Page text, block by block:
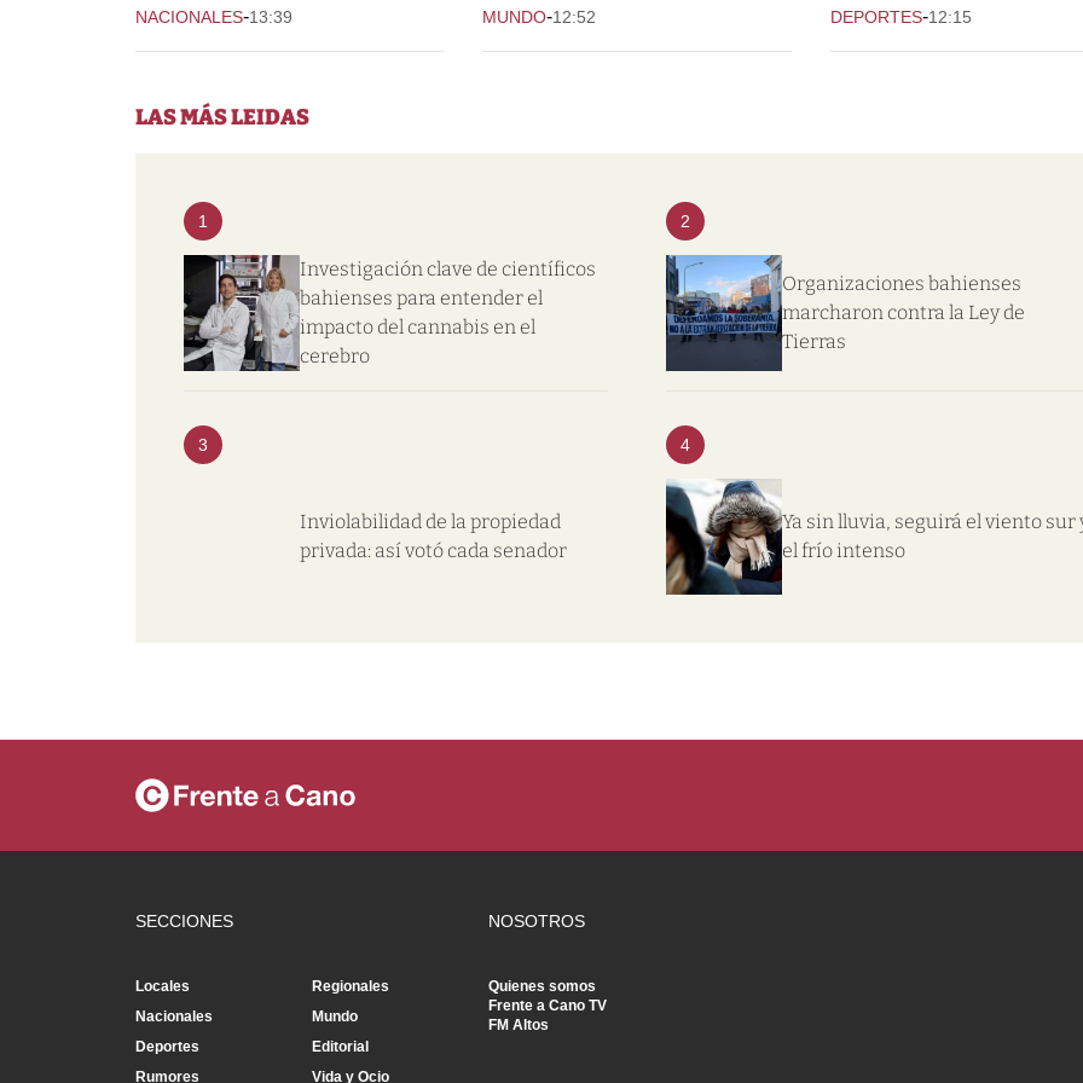
NACIONALES-13:39 MUNDO-12:52 DEPORTES-12:15
LAS MÁS LEIDAS
1
Investigación clave de científicos
bahienses para entender el
impacto del cannabis en el
cerebro
2
Organizaciones bahienses
marcharon contra la Ley de
Tierras
3
Inviolabilidad de la propiedad
privada: así votó cada senador
4
Ya sin lluvia, seguirá el viento sur
el frío intenso
SECCIONES
Locales
Regionales
Nacionales
Mundo
Deportes
Editorial
Rumores
Vida y Ocio
NOSOTROS
Quienes somos
Frente a Cano TV
FM Altos